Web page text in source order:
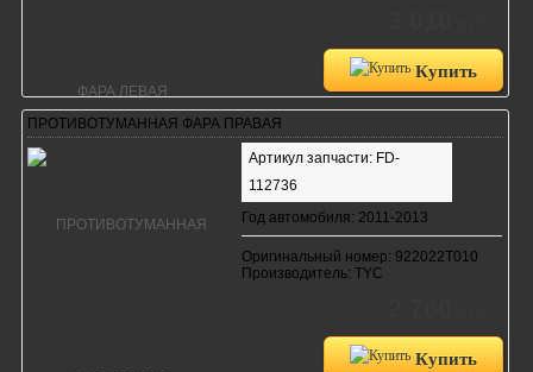
Купить
ПРОТИВОТУМАННАЯ ФАРА ПРАВАЯ
Артикул запчасти: FD-
112736
Год автомобиля: 2011-2013
Оригинальный номер: 922022T010
Производитель: TYC
Купить